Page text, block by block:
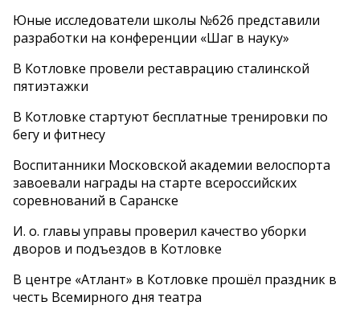
Юные исследователи школы №626 представили
разработки на конференции «Шаг в науку»
В Котловке провели реставрацию сталинской
пятиэтажки
В Котловке стартуют бесплатные тренировки по
бегу и фитнесу
Воспитанники Московской академии велоспорта
завоевали награды на старте всероссийских
соревнований в Саранске
И. о. главы управы проверил качество уборки
дворов и подъездов в Котловке
В центре «Атлант» в Котловке прошёл праздник в
честь Всемирного дня театра